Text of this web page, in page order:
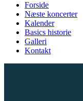
Forside
Næste koncerter
Kalender
Basics historie
Galleri
Kontakt